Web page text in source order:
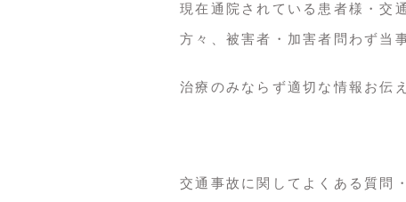
現在通院されている患者様・交
方々、被害者・加害者問わず当
治療のみならず適切な情報お伝
交通事故に関してよくある質問